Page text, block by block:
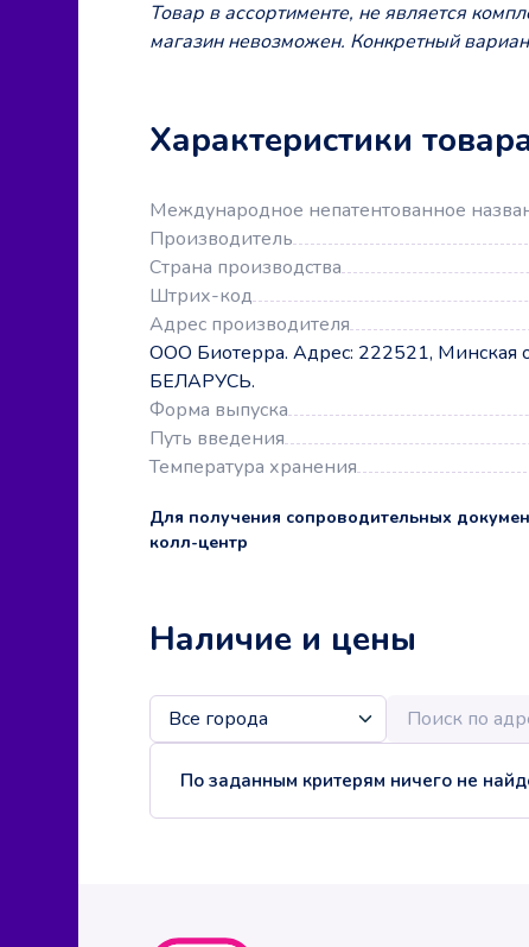
Товар в ассортименте, не является
магазин невозможен. Конкретный
Характеристики
Международное непатентованное
Производитель
Страна производства
Штрих-код
Адрес производителя
ООО Биотерра. Адрес: 222521, Минская
БЕЛАРУСЬ.
Форма выпуска
Путь введения
Температура хранения
Для получения сопроводительных
колл-центр
Наличие и цены
По заданным критерям ничего не